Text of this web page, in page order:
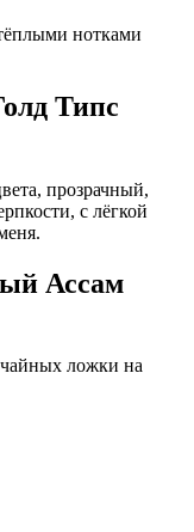
нотками
Типс
прозрачный,
с лёгкой
Ассам
чайных ложки на